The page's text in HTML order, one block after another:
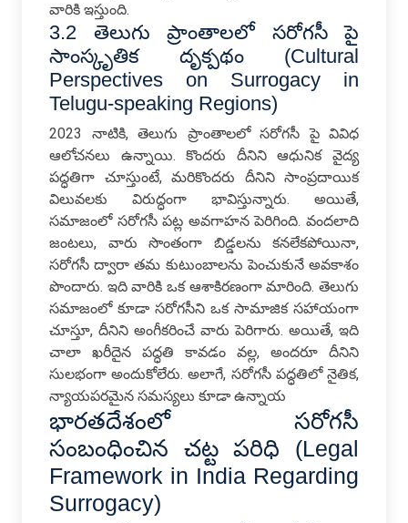
వారికి ఇస్తుంది.
3.2 తెలుగు ప్రాంతాలలో సరోగసీ పై
సాంస్కృతిక దృక్పథం (Cultural
Perspectives on Surrogacy in
Telugu-speaking Regions)
2023 నాటికి, తెలుగు ప్రాంతాలలో సరోగసీ పై వివిధ
ఆలోచనలు ఉన్నాయి. కొందరు దీనిని ఆధునిక వైద్య
పద్ధతిగా చూస్తుంటే, మరికొందరు దీనిని సాంప్రదాయిక
విలువలకు విరుద్ధంగా భావిస్తున్నారు. అయితే,
సమాజంలో సరోగసీ పట్ల అవగాహన పెరిగింది. వందలాది
జంటలు, వారు సొంతంగా బిడ్డలను కనలేకపోయినా,
సరోగసీ ద్వారా తమ కుటుంబాలను పెంచుకునే అవకాశం
పొందారు. ఇది వారికి ఒక ఆశాకిరణంగా మారింది. తెలుగు
సమాజంలో కూడా సరోగసీని ఒక సామాజిక సహాయంగా
చూస్తూ, దీనిని అంగీకరించే వారు పెరిగారు. అయితే, ఇది
చాలా ఖరీదైన పద్ధతి కావడం వల్ల, అందరూ దీనిని
సులభంగా అందుకోలేరు. అలాగే, సరోగసీ పద్ధతిలో నైతిక,
న్యాయపరమైన సమస్యలు కూడా ఉన్నాయ
భారతదేశంలో సరోగసీ
సంబంధించిన చట్ట పరిధి (Legal
Framework in India Regarding
Surrogacy)